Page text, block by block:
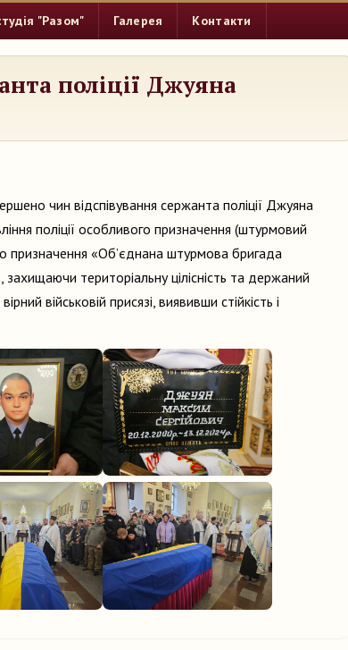
"Разом" Галерея Контакти
поліції Джуяна
чин відспівування сержанта поліції Джуяна
поліції особливого призначення (штурмовий
призначення «Об’єднана штурмова бригада
захищаючи територіальну цілісність та держаний
військовій присязі, виявивши стійкість і